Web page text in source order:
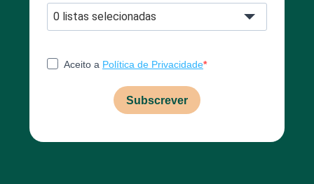
0 listas selecionadas
Aceito a Política de Privacidade
Subscrever